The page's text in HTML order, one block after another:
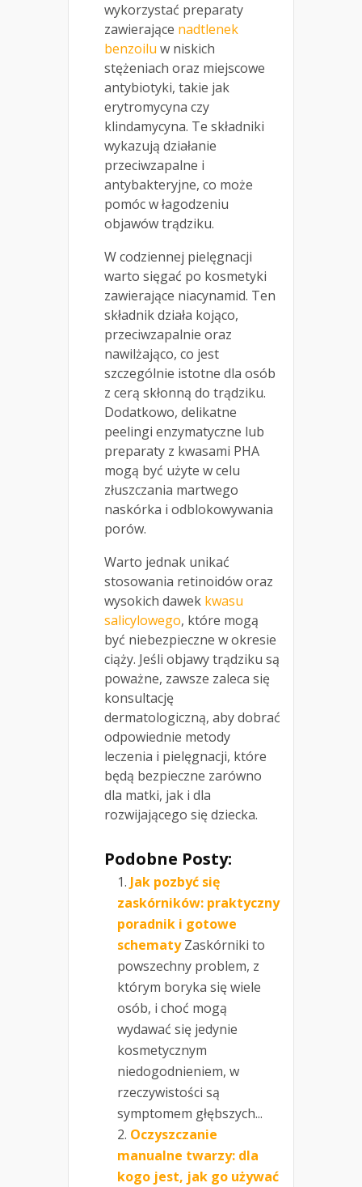
wykorzystać preparaty
zawierające nadtlenek
benzoilu w niskich
stężeniach oraz miejscowe
antybiotyki, takie jak
erytromycyna czy
klindamycyna. Te składniki
wykazują działanie
przeciwzapalne i
antybakteryjne, co może
pomóc w łagodzeniu
objawów trądziku.
W codziennej pielęgnacji
warto sięgać po kosmetyki
zawierające niacynamid. Ten
składnik działa kojąco,
przeciwzapalnie oraz
nawilżająco, co jest
szczególnie istotne dla osób
z cerą skłonną do trądziku.
Dodatkowo, delikatne
peelingi enzymatyczne lub
preparaty z kwasami PHA
mogą być użyte w celu
złuszczania martwego
naskórka i odblokowywania
porów.
Warto jednak unikać
stosowania retinoidów oraz
wysokich dawek kwasu
salicylowego, które mogą
być niebezpieczne w okresie
ciąży. Jeśli objawy trądziku są
poważne, zawsze zaleca się
konsultację
dermatologiczną, aby dobrać
odpowiednie metody
leczenia i pielęgnacji, które
będą bezpieczne zarówno
dla matki, jak i dla
rozwijającego się dziecka.
Podobne Posty:
Jak pozbyć się
zaskórników: praktyczny
poradnik i gotowe
schematy Zaskórniki to
powszechny problem, z
którym boryka się wiele
osób, i choć mogą
wydawać się jedynie
kosmetycznym
niedogodnieniem, w
rzeczywistości są
symptomem głębszych...
Oczyszczanie
manualne twarzy: dla
kogo jest, jak go używać